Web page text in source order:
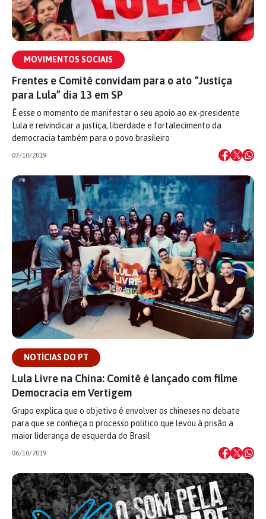
MOVIMENTOS SOCIAIS
Frentes e Comitê convidam para o ato “Justiça
para Lula” dia 13 em SP
É esse o momento de manifestar o seu apoio ao ex-presidente
Lula e reivindicar a justiça, liberdade e fortalecimento da
democracia também para o povo brasileiro
07/10/2019
NOTÍCIAS DO PT
Lula Livre na China: Comitê é lançado com filme
Democracia em Vertigem
Grupo explica que o objetivo é envolver os chineses no debate
para que se conheça o processo politico que levou à prisão a
maior liderança de esquerda do Brasil
06/10/2019